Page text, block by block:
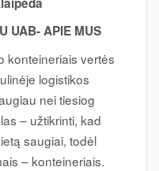
MUS
konteineriais vertės
logistikos
nei tiesiog
– užtikrinti, kad
saugiai, todėl
– konteineriais.